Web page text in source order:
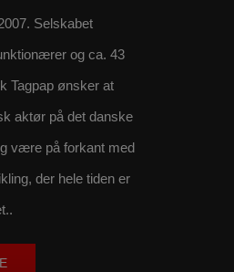
Selskabet
og ca. 43
Tagpap ønsker at
aktør på det danske
være på forkant med
der hele tiden er